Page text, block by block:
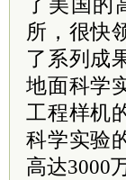
了美国的
所，很快
了系列成
地面科学
工程样机
科学实验
高达3000